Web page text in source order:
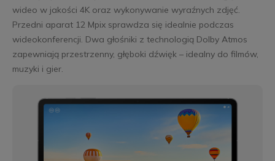
wideo w jakości 4K oraz wykonywanie wyraźnych zdjęć.
Przedni aparat 12 Mpix sprawdza się idealnie podczas
wideokonferencji. Dwa głośniki z technologią Dolby Atmos
zapewniają przestrzenny, głęboki dźwięk – idealny do filmów,
muzyki i gier.